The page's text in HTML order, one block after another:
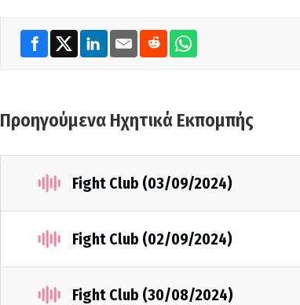
Προηγούμενα Ηχητικά Εκπομπής
Fight Club (03/09/2024)
Fight Club (02/09/2024)
Fight Club (30/08/2024)